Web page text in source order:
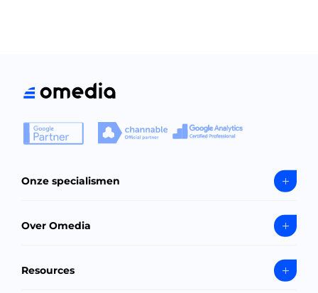
Onze specialismen
Over Omedia
Resources